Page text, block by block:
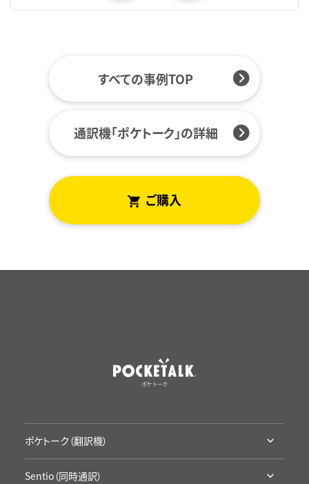
すべての事例TOP
通訳機「ポケトーク」の詳細
ご
ポケトーク（翻訳機）
Sentio（同時通訳）